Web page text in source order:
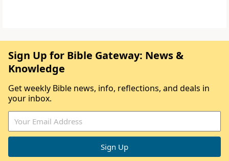
Sign Up for Bible Gateway: News &
Knowledge
Get weekly Bible news, info, reflections, and deals in
your inbox.